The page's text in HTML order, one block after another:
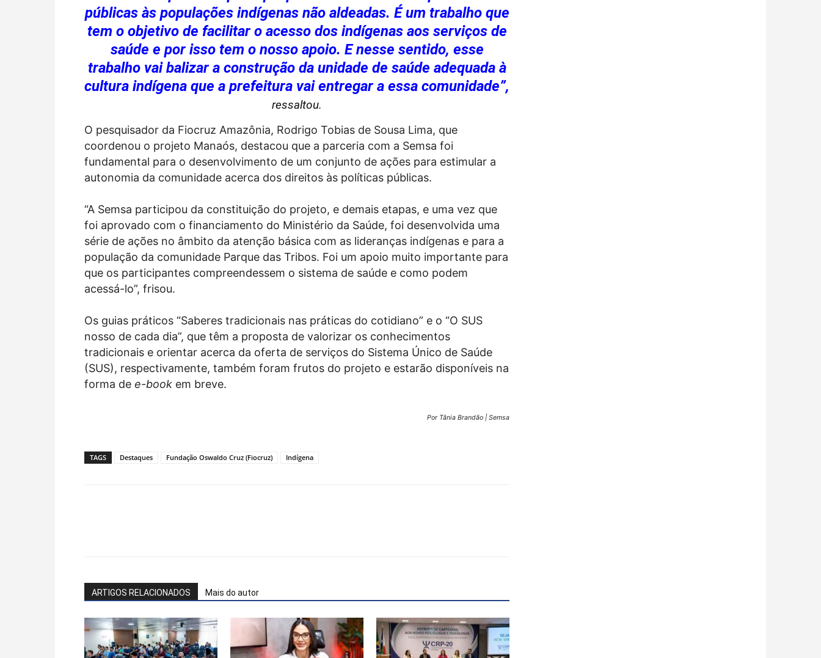
públicas às populações indígenas não aldeadas. É um trabalho que
tem o objetivo de facilitar o acesso dos indígenas aos serviços de
saúde e por isso tem o nosso apoio. E nesse sentido, esse
trabalho vai balizar a construção da unidade de saúde adequada à
cultura indígena que a prefeitura vai entregar a essa comunidade”,
ressaltou.
O pesquisador da Fiocruz Amazônia, Rodrigo Tobias de Sousa Lima, que
coordenou o projeto Manaós, destacou que a parceria com a Semsa foi
fundamental para o desenvolvimento de um conjunto de ações para estimular a
autonomia da comunidade acerca dos direitos às políticas públicas.
“A Semsa participou da constituição do projeto, e demais etapas, e uma vez que
foi aprovado com o financiamento do Ministério da Saúde, foi desenvolvida uma
série de ações no âmbito da atenção básica com as lideranças indígenas e para a
população da comunidade Parque das Tribos. Foi um apoio muito importante para
que os participantes compreendessem o sistema de saúde e como podem
acessá-lo”, frisou.
Os guias práticos “Saberes tradicionais nas práticas do cotidiano” e o “O SUS
nosso de cada dia”, que têm a proposta de valorizar os conhecimentos
tradicionais e orientar acerca da oferta de serviços do Sistema Único de Saúde
(SUS), respectivamente, também foram frutos do projeto e estarão disponíveis na
forma de e-book em breve.
Por Tânia Brandão | Semsa
TAGS Destaques Fundação Oswaldo Cruz (Fiocruz) Indígena
ARTIGOS RELACIONADOS Mais do autor